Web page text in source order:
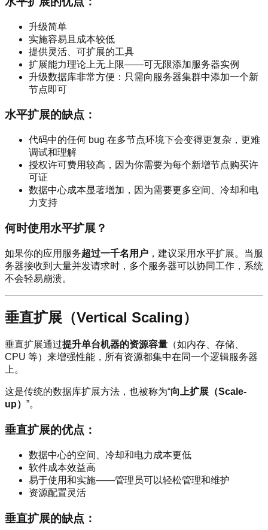
升级简单
实施容易且成本较低
提供灵活、可扩展的工具
扩展能力理论上无上限——可无限添加服务器实例
升级数据库非常方便：只需向服务器集群中添加一个新
节点即可
水平扩展的缺点：
代码中的任何 bug 在多节点环境下会变得更复杂，更难
调试和理解
授权许可费用较高，因为你需要为每个新增节点购买许
可证
数据中心成本显著增加，因为需要更多空间、冷却和电
力支持
何时使用水平扩展？
如果你的应用服务超过一千名用户 ，建议采用水平扩展。当服
务器接收到大量并发请求时，多个服务器可以协同工作，系统
不会轻易崩溃。
垂直扩展（Vertical Scaling）
垂直扩展通过提升单台机器的资源容量 （如内存、存储、
CPU 等）来增强性能，所有资源都集中在同一个逻辑服务器
上。
这是传统的数据库扩展方法，也被称为“向上扩展（Scale-
up） ”。
垂直扩展的优点：
数据中心的空间、冷却和电力成本更低
软件成本效益高
易于使用和实施——管理员可以轻松管理和维护
资源配置灵活
垂直扩展的缺点：